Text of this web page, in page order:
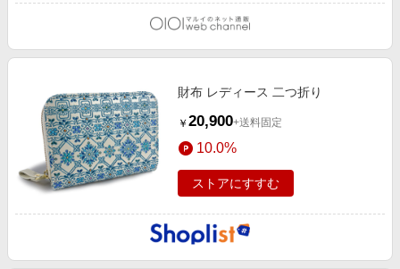
財布 レディース 二つ折り
￥ 20,900+送料固定
10.0%
ストアにすすむ